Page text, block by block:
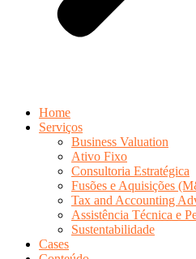
Home
Serviços
Business Valuation
Ativo Fixo
Consultoria Estratégica
Fusões e Aquisições
Tax and Accounting
Assistência Técnica e
Sustentabilidade
Cases